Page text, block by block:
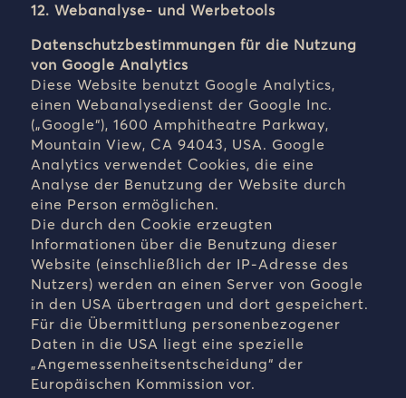
12. Webanalyse- und Werbetools
Datenschutzbestimmungen für die Nutzung
von Google Analytics
Diese Website benutzt Google Analytics,
einen Webanalysedienst der Google Inc.
(„Google“), 1600 Amphitheatre Parkway,
Mountain View, CA 94043, USA. Google
Analytics verwendet Cookies, die eine
Analyse der Benutzung der Website durch
eine Person ermöglichen.
Die durch den Cookie erzeugten
Informationen über die Benutzung dieser
Website (einschließlich der IP-Adresse des
Nutzers) werden an einen Server von Google
in den USA übertragen und dort gespeichert.
Für die Übermittlung personenbezogener
Daten in die USA liegt eine spezielle
„Angemessenheitsentscheidung“ der
Europäischen Kommission vor.